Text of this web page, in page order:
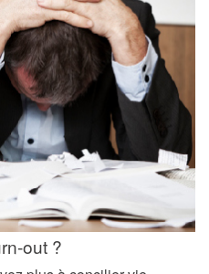
out ?